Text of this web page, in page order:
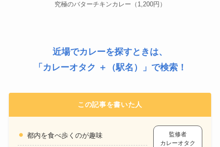
究極のバターチキンカレー（1,200円）
近場でカレーを探すときは、
「 カレーオタク ＋（駅名） 」で検索！
この記事を書いた人
都内を食べ歩くのが趣味
監修者
カレーオタク